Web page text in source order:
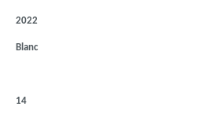
2022
Blanc
14